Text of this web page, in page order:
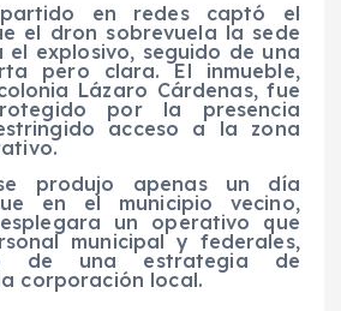
en redes captó el
el dron sobrevuela la sede
el explosivo, seguido de una
pero clara. El inmueble,
Lázaro Cárdenas, fue
por la presencia
acceso a la zona
produjo apenas un día
en el municipio vecino,
un operativo que
municipal y federales,
de una estrategia de
corporación local.